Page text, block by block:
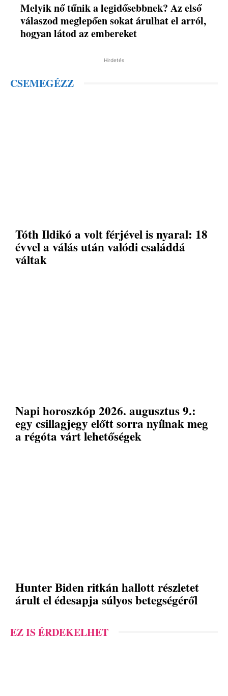
Melyik nő tűnik a legidősebbnek? Az első
válaszod meglepően sokat árulhat el arról,
hogyan látod az embereket
Hirdetés
CSEMEGÉZZ
Tóth Ildikó a volt férjével is nyaral: 18
évvel a válás után valódi családdá
váltak
Napi horoszkóp 2026. augusztus 9.:
egy csillagjegy előtt sorra nyílnak meg
a régóta várt lehetőségek
Hunter Biden ritkán hallott részletet
árult el édesapja súlyos betegségéről
EZ IS ÉRDEKELHET